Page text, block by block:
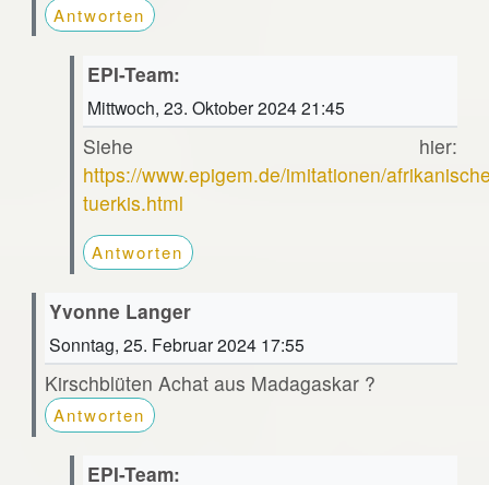
Antworten
EPI-Team:
Mittwoch, 23. Oktober 2024 21:45
Siehe hier:
https://www.epigem.de/imitationen/
tuerkis.html
Antworten
Yvonne Langer
Sonntag, 25. Februar 2024 17:55
Kirschblüten Achat aus Madagaskar ?
Antworten
EPI-Team: